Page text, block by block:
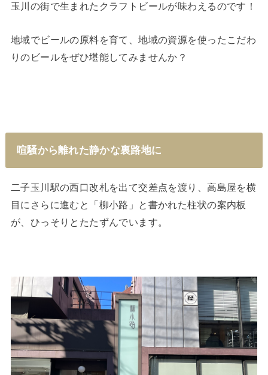
玉川の街で生まれたクラフトビールが味わえるのです！
地域でビールの原料を育て、地域の資源を使ったこだわ
りのビールをぜひ堪能してみませんか？
喧騒から離れた静かな裏路地に
二子玉川駅の西口改札を出て交差点を渡り、高島屋を横
目にさらに進むと「柳小路」と書かれた柱状の案内板
が、ひっそりとたたずんでいます。